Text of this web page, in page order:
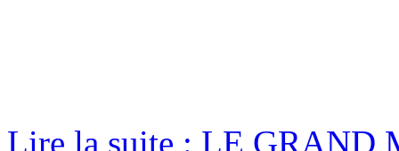
Lire la suite : LE GRAND